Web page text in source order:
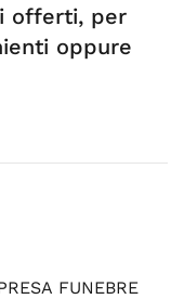
offerti, per
oppure
FUNEBRE